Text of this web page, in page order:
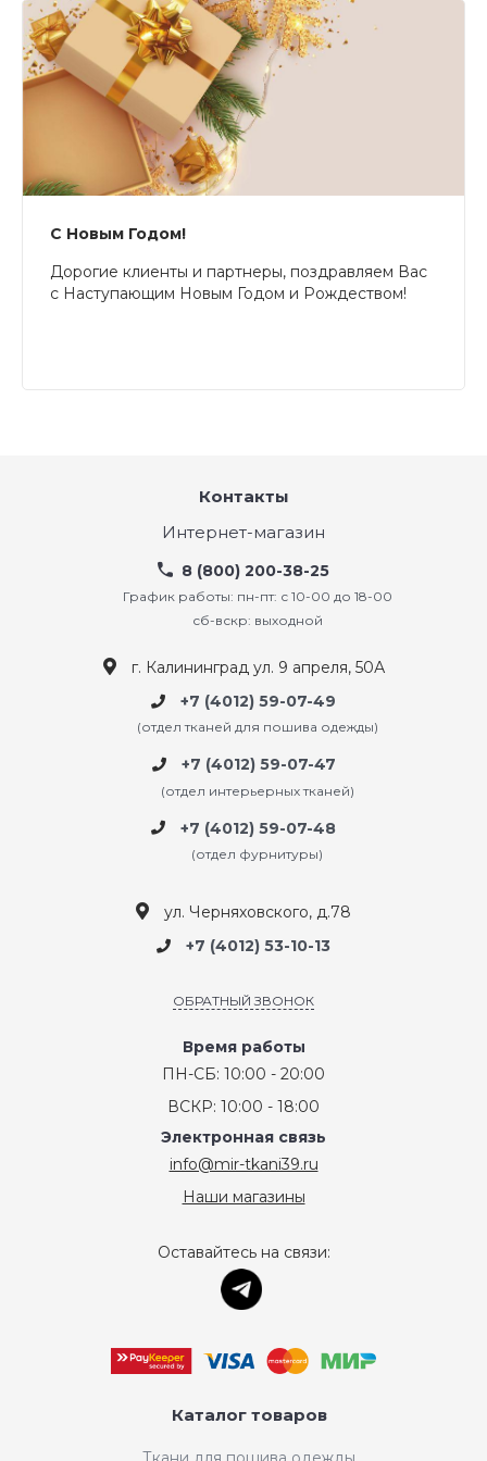
С Новым Годом!
Дорогие клиенты и партнеры, поздравляем Вас
с Наступающим Новым Годом и Рождеством!
Контакты
Интернет-магазин
8 (800) 200-38-25
График работы: пн-пт: с 10-00 до 18-00
сб-вскр: выходной
г. Калининград ул. 9 апреля, 50А
+7 (4012) 59-07-49
(отдел тканей для пошива одежды)
+7 (4012) 59-07-47
(отдел интерьерных тканей)
+7 (4012) 59-07-48
(отдел фурнитуры)
ул. Черняховского, д.78
+7 (4012) 53-10-13
ОБРАТНЫЙ ЗВОНОК
Время работы
ПН-СБ: 10:00 - 20:00
ВСКР: 10:00 - 18:00
Электронная связь
info@mir-tkani39.ru
Наши магазины
Оставайтесь на связи:
Каталог товаров